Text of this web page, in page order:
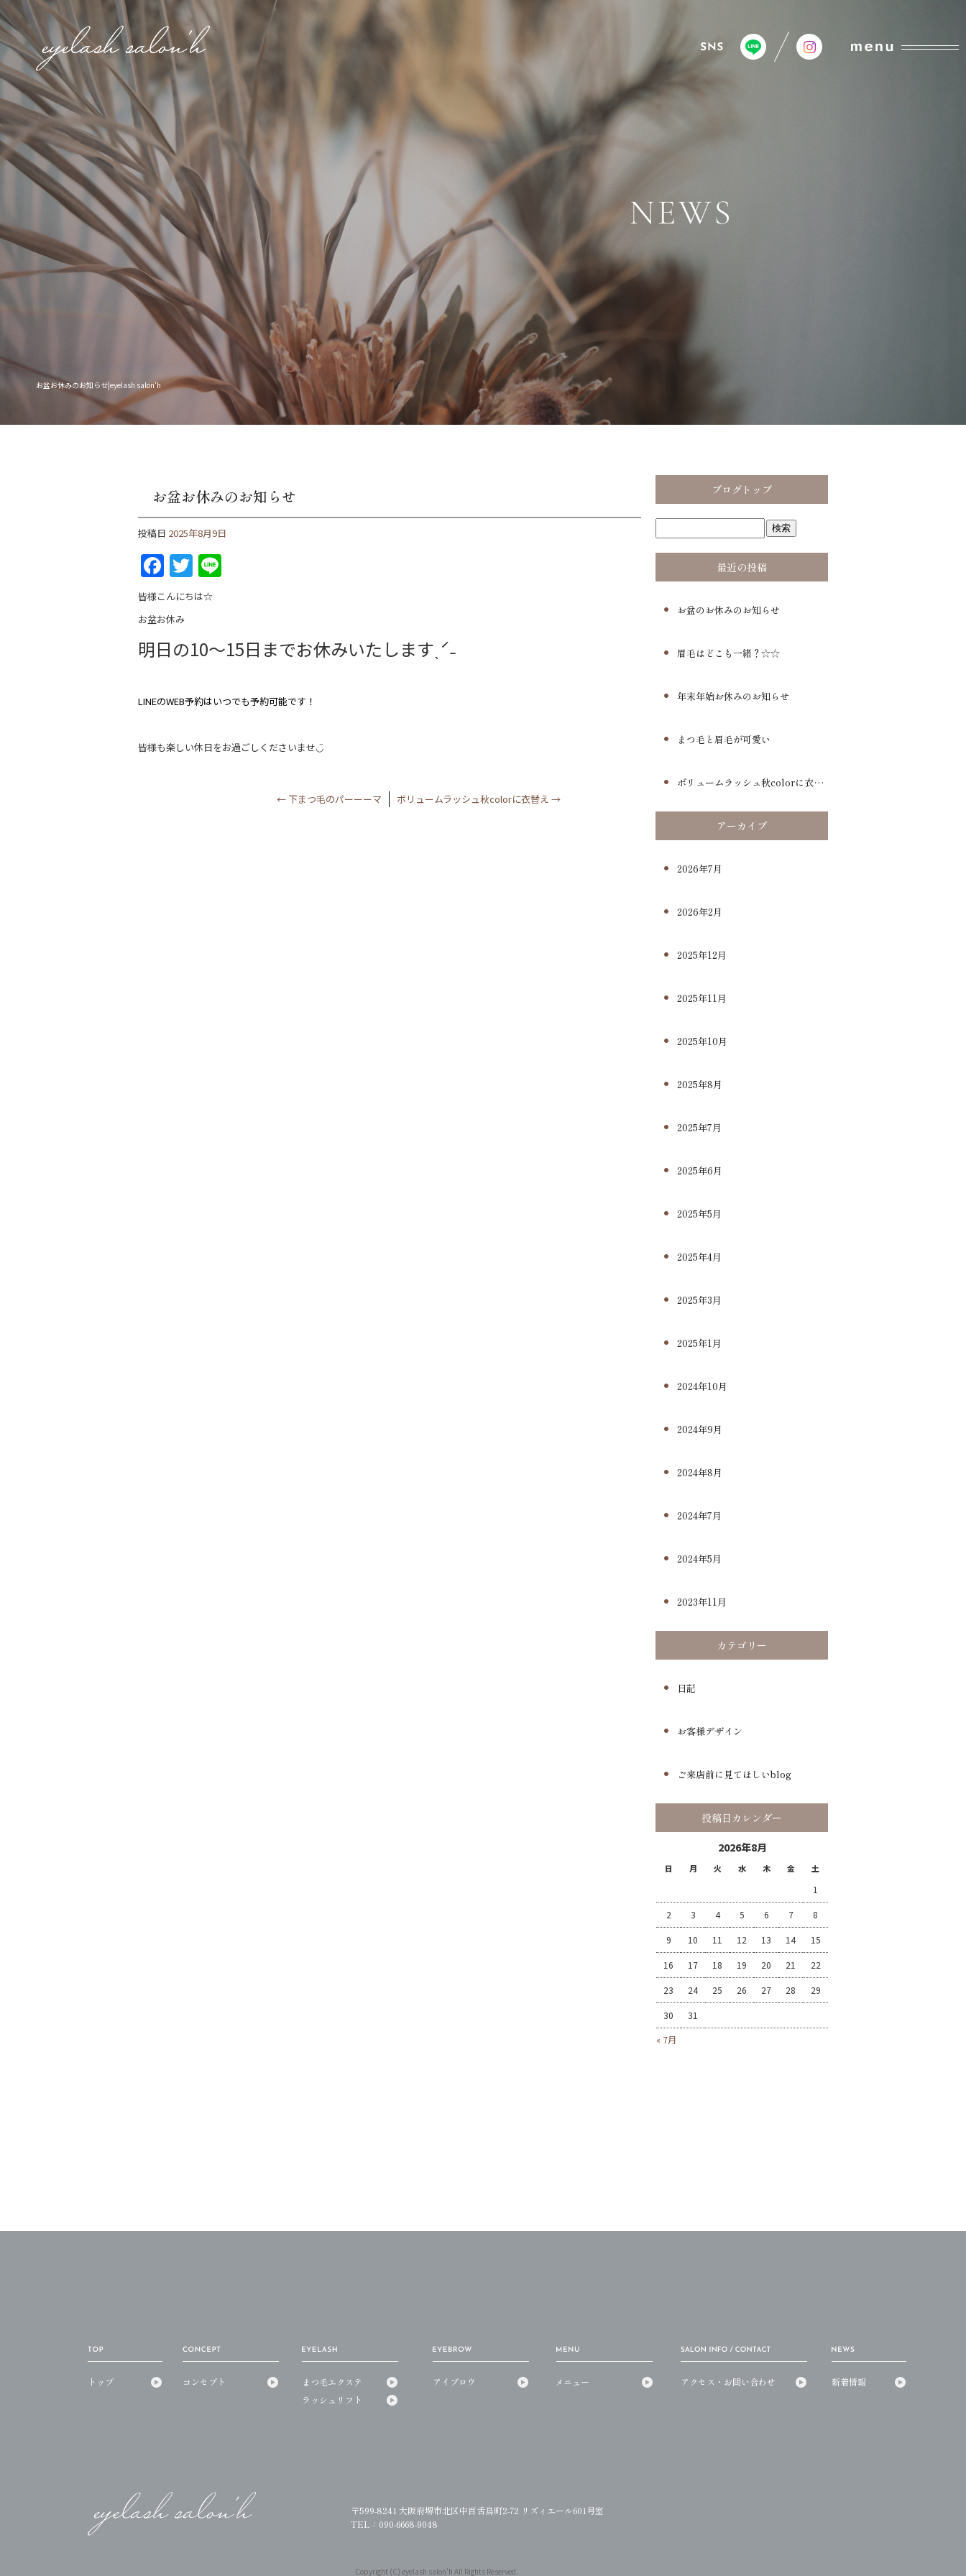
お盆お休みのお知らせ|eyelash salon'h
お盆お休みのお知らせ
投稿日 2025年8月9日
F
a
c
e
b
o
T
w
itt
er
皆様こんにちは☆
お盆お休み
明日の10〜15日までお休みいたしますˎˊ˗
LINEのWEB予約はいつでも予約可能です！
皆様も楽しい休日をお過ごしくださいませ◡̈
← 下まつ毛のパーーーマ ボリュームラッシュ秋colorに衣替え →
ブログトップ
最近の投稿
お盆のお休みのお知らせ
眉毛はどこも一緒？☆☆
年末年始お休みのお知らせ
まつ毛と眉毛が可愛い
ボリュームラッシュ秋colorに衣替え
アーカイブ
2026年7月
2026年2月
2025年12月
2025年11月
2025年10月
2025年8月
2025年7月
2025年6月
2025年5月
2025年4月
2025年3月
2025年1月
2024年10月
2024年9月
2024年8月
2024年7月
2024年5月
2023年11月
カテゴリー
日記
お客様デザイン
ご来店前に見てほしいblog
投稿日カレンダー
2026年8月
日 月 火 水 木 金 土
« 7月
1
2 3 4 5 6 7 8
9 10 11 12 13 14 15
16 17 18 19 20 21 22
23 24 25 26 27 28 29
30 31
トップ コンセプト
まつ毛エクステ
ラッシュリフト
アイブロウ メニュー アクセス・お問い合わせ 新着情報
〒599-8241 大阪府堺市北区中百舌鳥町2-72 リズィエール601号室
TEL：090-6668-9048
Copyright (C) eyelash salon'h All Rights Reserved.